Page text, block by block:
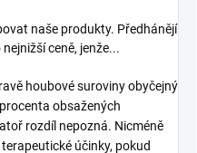
naše produkty. Předhánějí
ceně, jenže...
houbové suroviny obyčejný
obsažených
rozdíl nepozná. Nicméně
účinky, pokud